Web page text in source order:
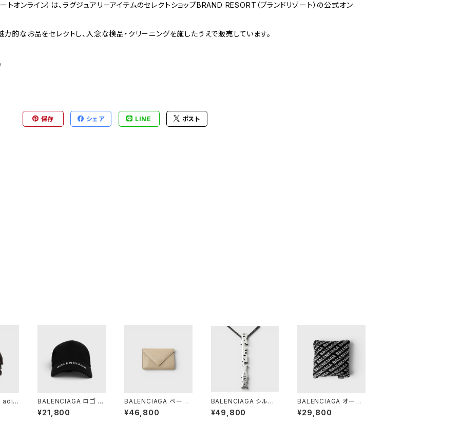
オンライン）は、ラグジュアリーアイテムのセレクトショップBRAND RESORT（ブランドリゾート）の公式オン
なお品をセレクトし、入念な検品・クリーニングを施したうえで販売しています。
保存 シェア LINE ポスト
adid
L
BALENCIAGA ロゴ バ
イザー キャップ ブラッ
ク L 59
¥21,800
BALENCIAGA ペーパ
ー ミニ ウォレット ベー
ジュ
¥46,800
BALENCIAGA シルバ
ー タイポ ネックレス
¥49,800
BALENCIAGA オール
オーバー ロゴ クッショ
ン ブラック
¥29,800